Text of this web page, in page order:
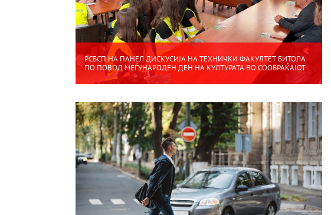
РСБСП НА ПАНЕЛ ДИСКУСИЈА НА ТЕХНИЧКИ ФАКУЛТЕТ БИТОЛА
ПО ПОВОД МЕЃУНАРОДЕН ДЕН НА КУЛТУРАТА ВО СООБРАЌАЈОТ